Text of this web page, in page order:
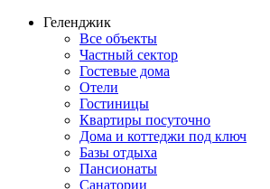
Геленджик
Все объекты
Частный сектор
Гостевые дома
Отели
Гостиницы
Квартиры посуточно
Дома и коттеджи под ключ
Базы отдыха
Пансионаты
Санатории